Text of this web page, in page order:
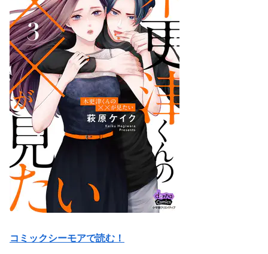
コミックシーモアで読む！